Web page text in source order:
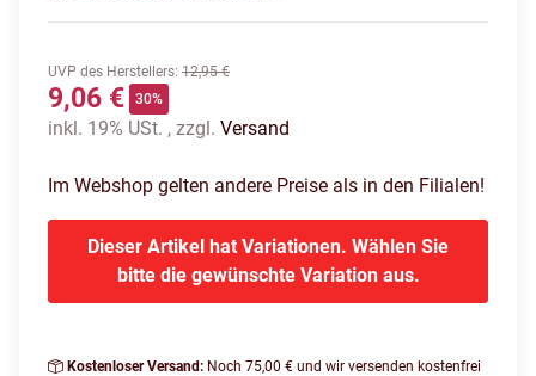
UVP des Herstellers: 12,95 €
9,06 € 30%
inkl. 19% USt. , zzgl. Versand
Im Webshop gelten andere Preise als in den Filialen!
Dieser Artikel hat Variationen. Wählen Sie
bitte die gewünschte Variation aus.
Kostenloser Versand: Noch 75,00 € und wir versenden kostenfrei